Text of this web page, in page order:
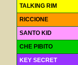
TALKING RIM
RICCIONE
SANTO KID
CHE PIBITO
KEY SECRET